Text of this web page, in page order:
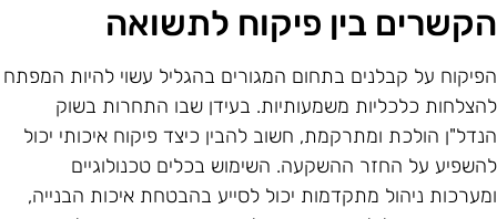
בין פיקוח לתשואה
על קבלנים בתחום המגורים בהגליל עשוי להיות המפתח
כלכליות משמעותיות. בעידן שבו התחרות בשוק
הולכת ומתרקמת, חשוב להבין כיצד פיקוח איכותי יכול
על החזר ההשקעה. השימוש בכלים טכנולוגיים
ניהול מתקדמות יכול לסייע בהבטחת איכות הבנייה,